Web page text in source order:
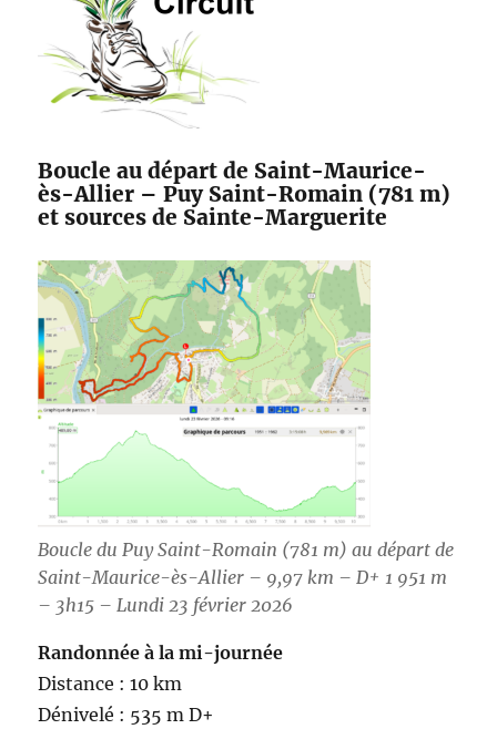
Boucle au départ de Saint-Maurice-
ès-Allier – Puy Saint-Romain (781 m)
et sources de Sainte-Marguerite
Boucle du Puy Saint-Romain (781 m) au départ de
Saint-Maurice-ès-Allier – 9,97 km – D+ 1 951 m
– 3h15 – Lundi 23 février 2026
Randonnée à la mi-journée
Distance : 10 km
Dénivelé : 535 m D+